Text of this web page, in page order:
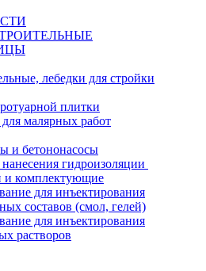
лебедки для стройки
плитки
малярных работ
и бетононасосы
гидроизоляции
и комплектующие
для инъектирования
составов (смол, гелей)
для инъектирования
растворов